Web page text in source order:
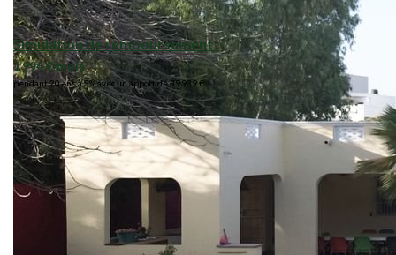
Simulation de remboursement :
1 994 €/mois
pendant 20 ans à 3% avec un apport de 39 939 €
Description
Réf : 12035401581
SELECTION SENEGAL vous propose cette charmante villa
située en deuxiéme ligne de mer, dans un quartier calme et